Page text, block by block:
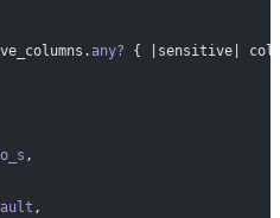
any? { |sensitive|
,
,